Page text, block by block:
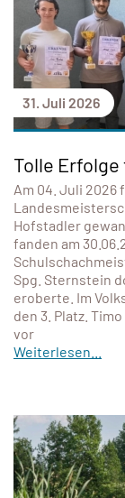
31. Juli 2026
Tolle
Am 04. Juli 2026
Hofstadler
fanden am
Spg. Sternstein
eroberte. Im
den 3. Platz.
vor
Weiterlesen...